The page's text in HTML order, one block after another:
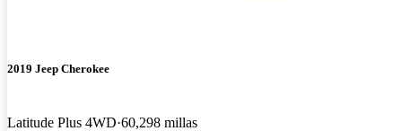
2019 Jeep Cherokee
Latitude Plus 4WD 60,298 millas